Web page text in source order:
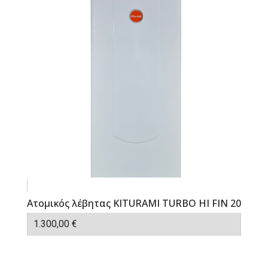
Ατομικός λέβητας KITURAMI TURBO HI FIN 20
1.300,00 €